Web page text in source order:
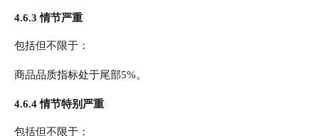
4.6.3 情节严重
包括但不限于：
商品品质指标处于尾部5%。
4.6.4 情节特别严重
包括但不限于：